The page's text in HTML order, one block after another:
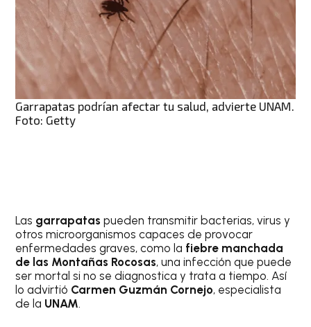
Garrapatas podrían afectar tu salud, advierte UNAM.
Foto: Getty
Las garrapatas pueden transmitir bacterias, virus y
otros microorganismos capaces de provocar
enfermedades graves, como la fiebre manchada
de las Montañas Rocosas, una infección que puede
ser mortal si no se diagnostica y trata a tiempo. Así
lo advirtió Carmen Guzmán Cornejo, especialista
de la UNAM.